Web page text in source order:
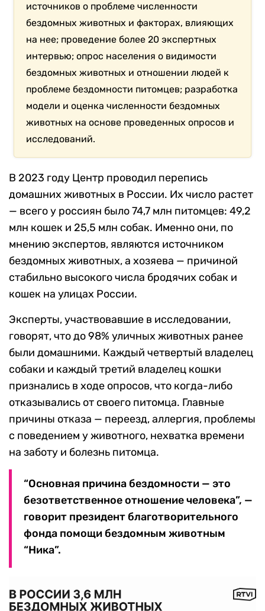
источников о проблеме численности
бездомных животных и факторах, влияющих
на нее; проведение более 20 экспертных
интервью; опрос населения о видимости
бездомных животных и отношении людей к
проблеме бездомности питомцев; разработка
модели и оценка численности бездомных
животных на основе проведенных опросов и
исследований.
В 2023 году Центр проводил перепись
домашних животных в России. Их число растет
— всего у россиян было 74,7 млн питомцев: 49,2
млн кошек и 25,5 млн собак. Именно они, по
мнению экспертов, являются источником
бездомных животных, а хозяева — причиной
стабильно высокого числа бродячих собак и
кошек на улицах России.
Эксперты, участвовавшие в исследовании,
говорят, что до 98% уличных животных ранее
были домашними. Каждый четвертый владелец
собаки и каждый третий владелец кошки
признались в ходе опросов, что когда-либо
отказывались от своего питомца. Главные
причины отказа — переезд, аллергия, проблемы
с поведением у животного, нехватка времени
на заботу и болезнь питомца.
“Основная причина бездомности — это
безответственное отношение человека”, —
говорит президент благотворительного
фонда помощи бездомным животным
“Ника”.